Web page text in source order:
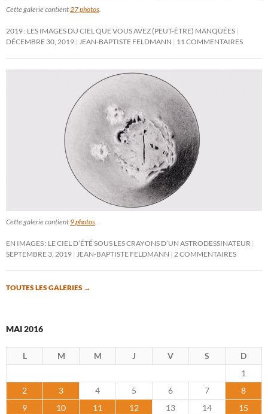
Cette galerie contient27 photos.
2019 : LES IMAGES DU CIEL QUE VOUS AVEZ (PEUT-ÊTRE) MANQUÉES
DÉCEMBRE 30, 2019 JEAN-BAPTISTE FELDMANN 11 COMMENTAIRES
Cette galerie contient 9 photos.
EN IMAGES : LE CIEL D’ÉTÉ SOUS LES CRAYONS D’UN ASTRODESSINATEUR
SEPTEMBRE 3, 2019 JEAN-BAPTISTE FELDMANN 2 COMMENTAIRES
TOUTES LES GALERIES →
MAI 2016
L M M J V S
D
1
2
3 4 5 6 7
8
9
10 11 12 13 14
15